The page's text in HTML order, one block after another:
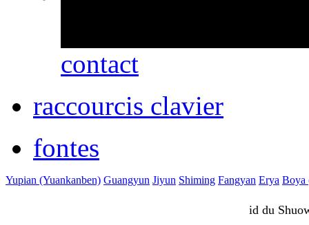
contact
raccourcis clavier
fontes
Yupian (Yuankanben) Guangyun Jiyun Shiming Fangyan Erya Boya
id du